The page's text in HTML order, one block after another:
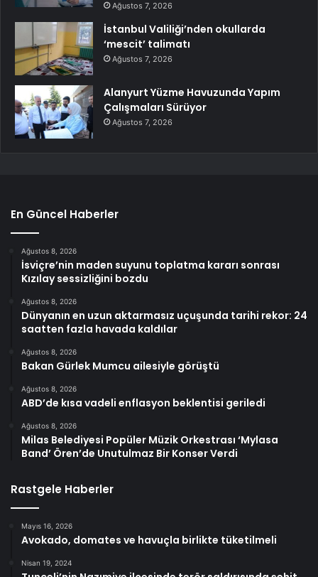
Ağustos 7, 2026
İstanbul Valiliği’nden okullarda
‘mescit’ talimatı
Ağustos 7, 2026
Alanyurt Yüzme Havuzunda Yapım
Çalışmaları Sürüyor
Ağustos 7, 2026
En Güncel Haberler
Ağustos 8, 2026
İsviçre’nin maden suyunu toplatma kararı sonrası
Kızılay sessizliğini bozdu
Ağustos 8, 2026
Dünyanın en uzun aktarmasız uçuşunda tarihi rekor: 24
saatten fazla havada kaldılar
Ağustos 8, 2026
Bakan Gürlek Mumcu ailesiyle görüştü
Ağustos 8, 2026
ABD’de kısa vadeli enflasyon beklentisi geriledi
Ağustos 8, 2026
Milas Belediyesi Popüler Müzik Orkestrası ‘Mylasa
Band’ Ören’de Unutulmaz Bir Konser Verdi
Rastgele Haberler
Mayıs 16, 2026
Avokado, domates ve havuçla birlikte tüketilmeli
Nisan 19, 2024